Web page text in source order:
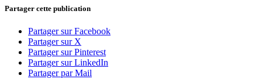
Partager cette publication
Partager sur Facebook
Partager sur X
Partager sur Pinterest
Partager sur LinkedIn
Partager par Mail